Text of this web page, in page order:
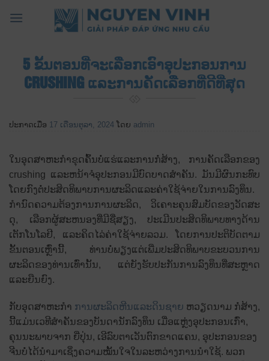
5 ຂັ້ນ​ຕອນ​ທີ່​ຈະ​ເລືອກ​ເອົາ​ອຸ​ປະ​ກອນ​ການ
CRUSHING ແລະ​ການ​ຄັດ​ເລືອກ​ທີ່​ດີ​ທີ່​ສຸດ​
ປະກາດເມື່ອ 17 ເດືອນຕຸລາ, 2024 ໂດຍ admin
ໃນອຸດສາຫະກໍາຂຸດຄົ້ນບໍ່ແຮ່ແລະການກໍ່ສ້າງ, ການຄັດເລືອກຂອງ
crushing ແລະຫນ້າຈໍອຸປະກອນມີບົດບາດສໍາຄັນ. ມັນມີຜົນກະທົບ
ໂດຍກົງຕໍ່ປະສິດທິພາບການຜະລິດແລະຄ່າໃຊ້ຈ່າຍໃນການລົງທຶນ.
ກໍານົດຄວາມຕ້ອງການການຜະລິດ, ວິເຄາະຄຸນສົມບັດຂອງວັດສະ
ດຸ, ເລືອກຜູ້ສະຫນອງທີ່ມີຊື່ສຽງ, ປະເມີນປະສິດທິພາບທາງດ້ານ
ເຕັກໂນໂລຢີ, ແລະຄິດໄລ່ຄ່າໃຊ້ຈ່າຍລວມ. ໂດຍການປະຕິບັດຕາມ
ຂັ້ນຕອນເຫຼົ່ານີ້, ທ່ານບໍ່ພຽງແຕ່ເພີ່ມປະສິດທິພາບຂະບວນການ
ຜະລິດຂອງທ່ານເທົ່ານັ້ນ, ແຕ່ຍັງຮັບປະກັນການລົງທຶນທີ່ສະຫຼາດ
ແລະຍືນຍົງ.
ກັບອຸດສາຫະກໍາ ການຜະລິດຫີນແລະດິນຊາຍ ຫວຽດ​ນາມ ກໍ່​ສ້າງ,
ນີ້​ແມ່ນ​ເວ​ທີ​ສຳ​ຄັນ​ຂອງ​ບັນ​ດາ​ນັກ​ລົງ​ທຶນ ເມື່ອ​ແຫຼ່ງ​ອຸ​ປະ​ກອນ​ເກົ່າ,
ຄຸນ​ນະ​ພາບ​ຈາກ ຍີ່​ປຸ່ນ, ເອີ​ລົບ​ຕາ​ເວັນ​ຕົກ​ຂາດ​ແຄນ, ອຸ​ປະ​ກອນ​ຂອງ​
ຈີນ​ບໍ່​ໄດ້​ນຳ​ມາ​ເຊິ່ງ​ຄວາມ​ໝັ້ນ​ໃຈ​ໃນ​ລະ​ຫວ່າງ​ການ​ນຳ​ໃຊ້. ພວກ